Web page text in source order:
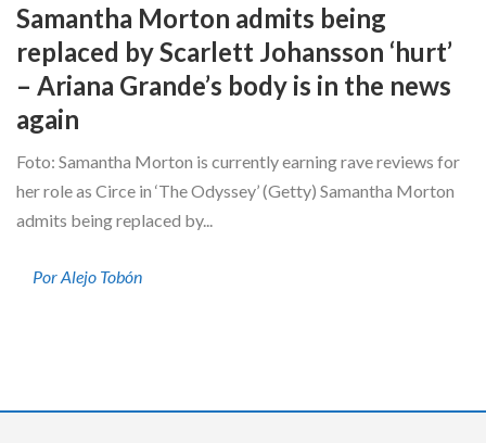
Samantha Morton admits being
replaced by Scarlett Johansson ‘hurt’
– Ariana Grande’s body is in the news
again
Foto: Samantha Morton is currently earning rave reviews for
her role as Circe in ‘The Odyssey’ (Getty) Samantha Morton
admits being replaced by...
Por Alejo Tobón